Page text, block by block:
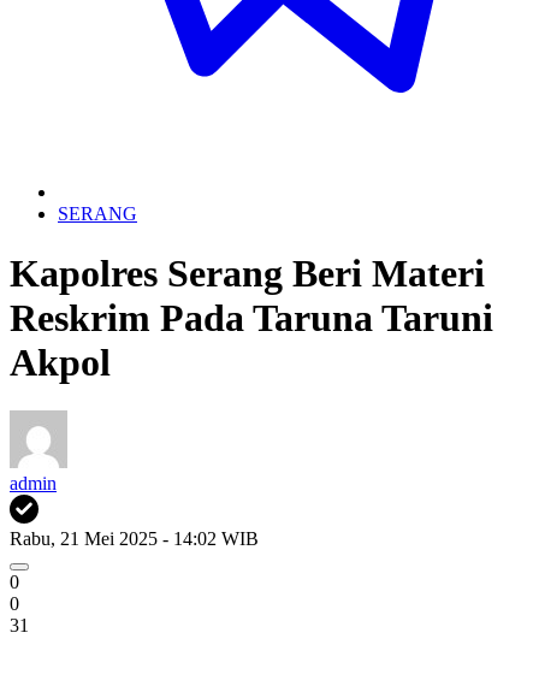
SERANG
Kapolres Serang Beri Materi
Reskrim Pada Taruna Taruni
Akpol
admin
Rabu, 21 Mei 2025 - 14:02 WIB
0
0
31